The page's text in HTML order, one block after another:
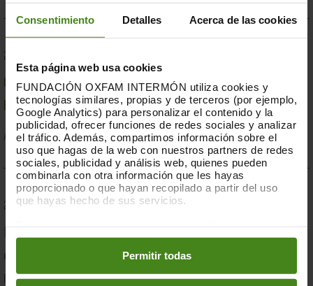
Consentimiento Detalles Acerca de las cookies
Esta página web usa cookies
FUNDACIÓN OXFAM INTERMÓN utiliza cookies y
tecnologías similares, propias y de terceros (por ejemplo,
Google Analytics) para personalizar el contenido y la
publicidad, ofrecer funciones de redes sociales y analizar
el tráfico. Además, compartimos información sobre el
uso que hagas de la web con nuestros partners de redes
sociales, publicidad y análisis web, quienes pueden
combinarla con otra información que les hayas
proporcionado o que hayan recopilado a partir del uso
que hayas hecho de sus servicios.
preferencias accediendo a nuestraPolítica de Cookieso
en los botones facilitados a continuación:
Permitir todas
23.07.2019
Compromesos o complaents: una resposta fallida a
la crisi per sequera a la Banya d'Àfrica de 2019
Acció Humanitària-Resiliència i Mitjans de Vida
28.03.2019
desigualtat a Espanya
En el marc de la lluita contra la desigualtat, Oxfam Intermón ha